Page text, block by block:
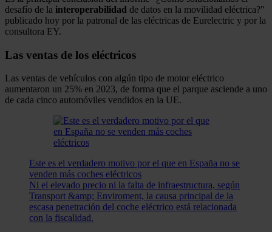
desafío de la interoperabilidad de datos en la movilidad eléctrica?"
publicado hoy por la patronal de las eléctricas de Eurelectric y por la
consultora EY.
Las ventas de los eléctricos
Las ventas de vehículos con algún tipo de motor eléctrico
aumentaron un 25% en 2023, de forma que el parque asciende a uno
de cada cinco automóviles vendidos en la UE.
Este es el verdadero motivo por el que en España no se
venden más coches eléctricos
Ni el elevado precio ni la falta de infraestructura, según
Transport &amp; Enviroment, la causa principal de la
escasa penetración del coche eléctrico está relacionada
con la fiscalidad.